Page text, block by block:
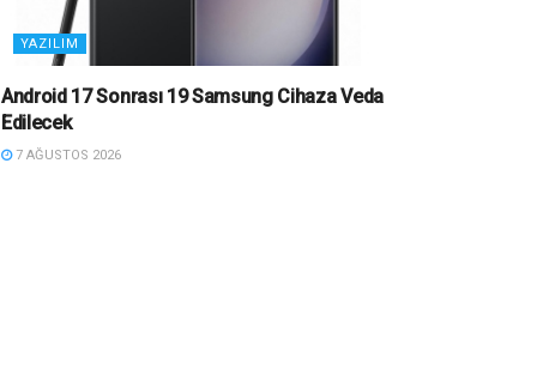
YAZILIM
Android 17 Sonrası 19 Samsung Cihaza Veda
Edilecek
7 AĞUSTOS 2026